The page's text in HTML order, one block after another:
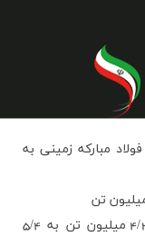
مبارکه زمینی به
افزایش ظرفیت نورد گرم از 4/2 میلیون تن به 5/4